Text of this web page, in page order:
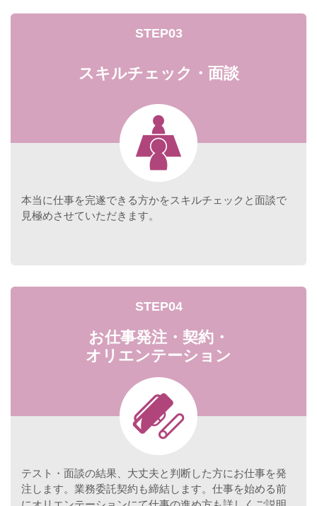
STEP03
スキルチェック・面談
本当に仕事を完遂できる方かをスキルチェックと面談で
見極めさせていただきます。
STEP04
お仕事発注・契約・
オリエンテーション
テスト・面談の結果、大丈夫と判断した方にお仕事を発
注します。業務委託契約も締結します。仕事を始める前